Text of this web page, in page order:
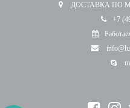
ДОСТАВКА ПО
+7